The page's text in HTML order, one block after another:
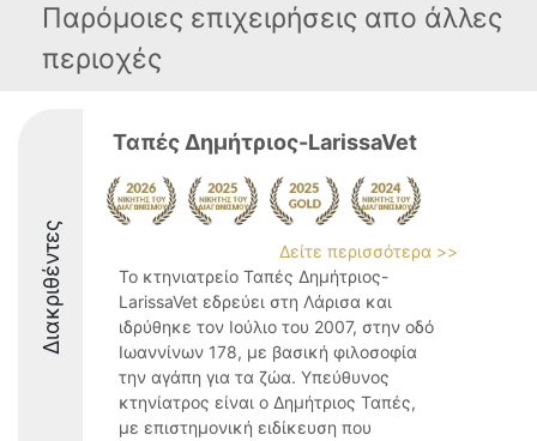
Παρόμοιες επιχειρήσεις απο άλλες
περιοχές
Διακριθέντες
Ταπές Δημήτριος-LarissaVet
Δείτε περισσότερα >>
Το κτηνιατρείο Ταπές Δημήτριος-
LarissaVet εδρεύει στη Λάρισα και
ιδρύθηκε τον Ιούλιο του 2007, στην οδό
Ιωαννίνων 178, με βασική φιλοσοφία
την αγάπη για τα ζώα. Υπεύθυνος
κτηνίατρος είναι ο Δημήτριος Ταπές,
με επιστημονική ειδίκευση που